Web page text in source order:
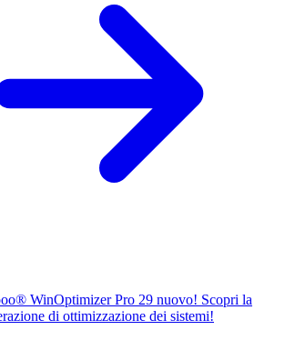
® WinOptimizer Pro 29 nuovo! Scopri la
di ottimizzazione dei sistemi!